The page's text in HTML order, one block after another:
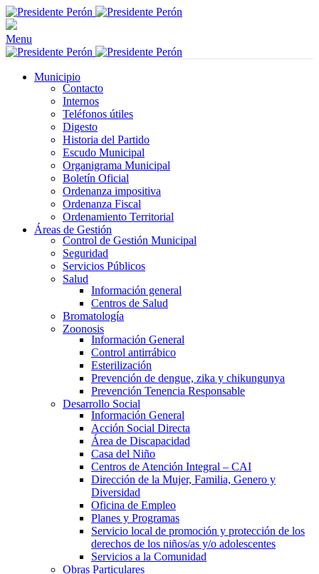
Menu
Municipio
Contacto
Internos
Teléfonos útiles
Digesto
Historia del Partido
Escudo Municipal
Organigrama Municipal
Boletín Oficial
Ordenanza impositiva
Ordenanza Fiscal
Ordenamiento Territorial
Áreas de Gestión
Control de Gestión Municipal
Seguridad
Servicios Públicos
Salud
Información general
Centros de Salud
Bromatología
Zoonosis
Información General
Control antirrábico
Esterilización
Prevención de dengue, zika y chikungunya
Prevención Tenencia Responsable
Desarrollo Social
Información General
Acción Social Directa
Área de Discapacidad
Casa del Niño
Centros de Atención Integral – CAI
Dirección de la Mujer, Familia, Genero y
Diversidad
Oficina de Empleo
Planes y Programas
Servicio local de promoción y protección de los
derechos de los niños/as y/o adolescentes
Servicios a la Comunidad
Obras Particulares